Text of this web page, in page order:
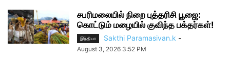
சபரிமலையில் நிறை புத்தரிசி பூஜை:
கொட்டும் மழையில் குவிந்த பக்தர்கள்!
இந்தியா Sakthi Paramasivan.k -
August 3, 2026 3:52 PM